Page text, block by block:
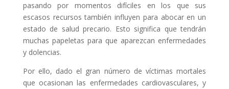
pasando por momentos difíciles en los que sus
escasos recursos también influyen para abocar en un
estado de salud precario. Esto significa que tendrán
muchas papeletas para que aparezcan enfermedades
y dolencias.
Por ello, dado el gran número de víctimas mortales
que ocasionan las enfermedades cardiovasculares, y